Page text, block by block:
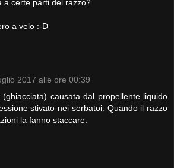
a certe parti del razzo?
a velo :-D
2017 alle ore 00:39
causata dal propellente liquido
stivato nei serbatoi. Quando il razzo
la fanno staccare.